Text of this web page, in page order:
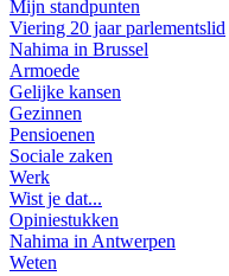
Mijn standpunten
Viering 20 jaar parlementslid
Nahima in Brussel
Armoede
Gelijke kansen
Gezinnen
Pensioenen
Sociale zaken
Werk
Wist je dat...
Opiniestukken
Nahima in Antwerpen
Weten